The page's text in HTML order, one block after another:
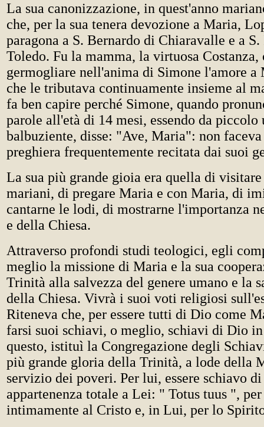
La sua canonizzazione, in quest'anno
che, per la sua tenera devozione a Maria,
paragona a S. Bernardo di Chiaravalle e a
Toledo. Fu la mamma, la virtuosa
germogliare nell'anima di Simone l'amore
che le tributava continuamente insieme al
fa ben capire perché Simone, quando
parole all'età di 14 mesi, essendo da piccolo
balbuziente, disse: "Ave, Maria": non
preghiera frequentemente recitata dai suoi
La sua più grande gioia era quella di
mariani, di pregare Maria e con Maria, di
cantarne le lodi, di mostrarne l'importanza
e della Chiesa.
Attraverso profondi studi teologici, egli
meglio la missione di Maria e la sua
Trinità alla salvezza del genere umano e la
della Chiesa. Vivrà i suoi voti religiosi
Riteneva che, per essere tutti di Dio come
farsi suoi schiavi, o meglio, schiavi di Dio
questo, istituì la Congregazione degli
più grande gloria della Trinità, a lode della
servizio dei poveri. Per lui, essere schiavo
appartenenza totale a Lei: " Totus tuus ",
intimamente al Cristo e, in Lui, per lo